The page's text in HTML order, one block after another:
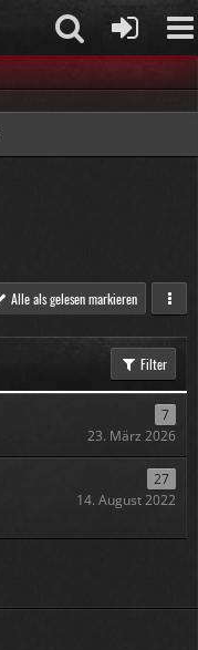
Alle als gelesen markieren
Filter
7
23. März 2026
27
14. August 2022